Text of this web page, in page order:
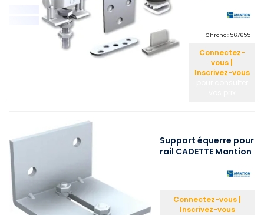
Chrono : 567655
Connectez-
vous |
Inscrivez-vous
Support équerre pour
rail CADETTE Mantion
Connectez-vous |
Inscrivez-vous